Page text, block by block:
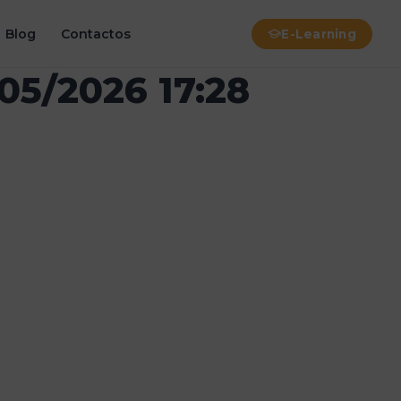
Blog Contactos E-Learning
2026 17:28